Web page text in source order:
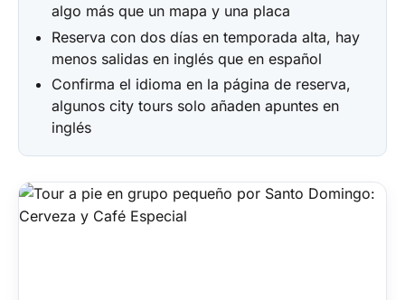
algo más que un mapa y una placa
Reserva con dos días en temporada alta, hay
menos salidas en inglés que en español
Confirma el idioma en la página de reserva,
algunos city tours solo añaden apuntes en
inglés